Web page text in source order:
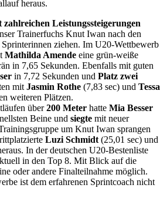
heraus.
Leistungssteigerungen
Trainerfuchs Knut Iwan nach den
ziehen. Im U20-Wettbewerb
Mathilda Amende eine grün-weiße
in 7,65 Sekunden. Ebenfalls mit guten
in 7,72 Sekunden undPlatz zwei
mitJasmin Rothe (7,83 sec) und Tessa
weiteren Plätzen.
über200 Meter hatteMia Besser
Beine undsiegtemit neuer
um Knut Iwan sprangen
Luzi Schmidt (25,01 sec) und
In der deutschen U20-Bestenliste
in den Top 8. Mit Blick auf die
oder andere Finalteilnahme möglich.
ist dem erfahrenen Sprintcoach nicht